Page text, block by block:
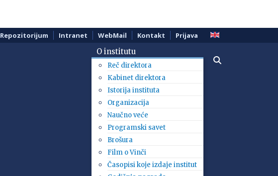
Repozitorijum Intranet WebMail Kontakt Prijava
O institutu
Reč direktora
Kabinet direktora
Istorija instituta
Organizacija
Naučno veće
Programski savet
Brošura
Film o Vinči
Časopisi koje izdaje institut